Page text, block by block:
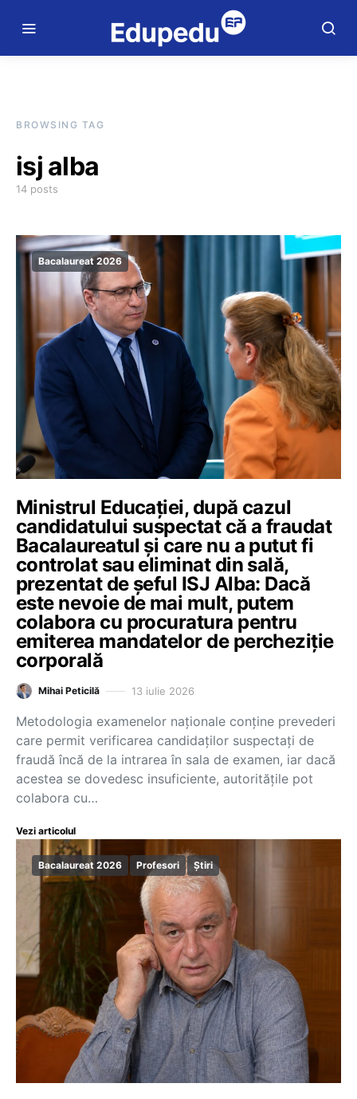
BROWSING TAG
isj alba
14 posts
Bacalaureat 2026
Ministrul Educației, după cazul
candidatului suspectat că a fraudat
Bacalaureatul și care nu a putut fi
controlat sau eliminat din sală,
prezentat de șeful ISJ Alba: Dacă
este nevoie de mai mult, putem
colabora cu procuratura pentru
emiterea mandatelor de percheziție
corporală
Mihai Peticilă 13 iulie 2026
Metodologia examenelor naționale conține prevederi
care permit verificarea candidaților suspectați de
fraudă încă de la intrarea în sala de examen, iar dacă
acestea se dovedesc insuficiente, autoritățile pot
colabora cu…
Vezi articolul
Bacalaureat 2026 Profesori Știri